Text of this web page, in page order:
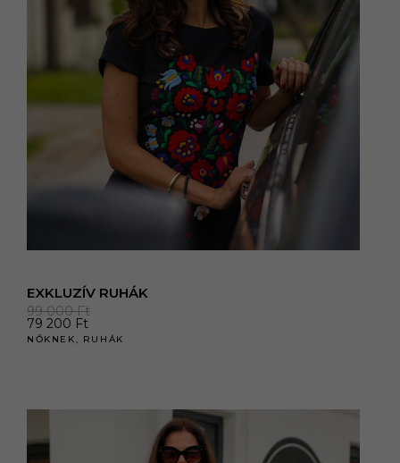
EXKLUZÍV RUHÁK
99 000Ft
79 200 Ft
NŐKNEK, RUHÁK